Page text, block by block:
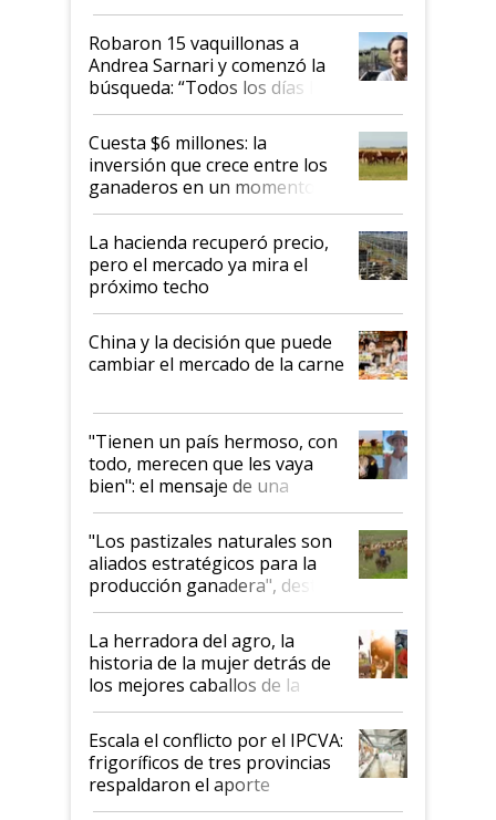
Robaron 15 vaquillonas a
Andrea Sarnari y comenzó la
búsqueda: “Todos los días le
toca a algún productor”
Cuesta $6 millones: la
inversión que crece entre los
ganaderos en un momento
histórico para la actividad
La hacienda recuperó precio,
pero el mercado ya mira el
próximo techo
China y la decisión que puede
cambiar el mercado de la carne
"Tienen un país hermoso, con
todo, merecen que les vaya
bien": el mensaje de una
ganadera uruguaya sobre las
oportunidades que se abren
para el agro en Argentina, con
foco en la carne
"Los pastizales naturales son
aliados estratégicos para la
producción ganadera", destaca
la iniciativa que ya reúne a 46
establecimientos en Argentina
La herradora del agro, la
historia de la mujer detrás de
los mejores caballos de la
Argentina y los mitos que
todavía hacen sufrir a estos
animales: "Mientras me
descalificaban, yo seguí
haciendo currículum"
Escala el conflicto por el IPCVA:
frigoríficos de tres provincias
respaldaron el aporte
obligatorio